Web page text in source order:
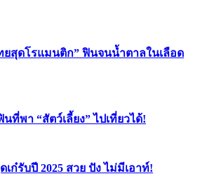
ยสุดโรแมนติก” ฟินจนน้ำตาลในเลือด
ที่พา “สัตว์เลี้ยง” ไปเที่ยวได้!
ก๋รับปี 2025 สวย ปัง ไม่มีเอาท์!